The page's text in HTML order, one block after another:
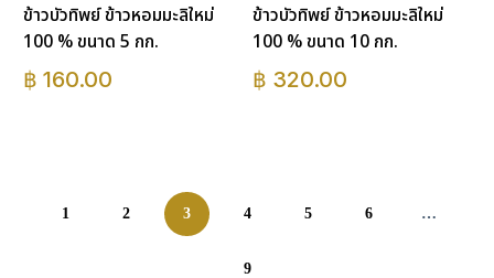
ข้าวบัวทิพย์ ข้าวหอมมะลิใหม่
100 % ขนาด 5 กก.
฿ 160.00
ข้าวบัวทิพย์ ข้าวหอมมะลิใหม่
100 % ขนาด 10 กก.
฿ 320.00
1 2 3 4 5 6 …
9